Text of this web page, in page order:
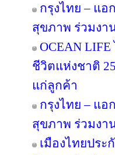
กรุงไทย – แ
สุขภาพ ร่วมงา
OCEAN
ชีวิตแห่งชาติ
แก่ลูกค้า
กรุงไทย – แ
สุขภาพ ร่วมงา
เมืองไทยปร